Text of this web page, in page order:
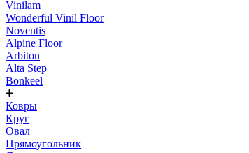
Vinilam
Wonderful Vinil Floor
Noventis
Alpine Floor
Arbiton
Alta Step
Bonkeel
Ковры
Круг
Овал
Прямоугольник